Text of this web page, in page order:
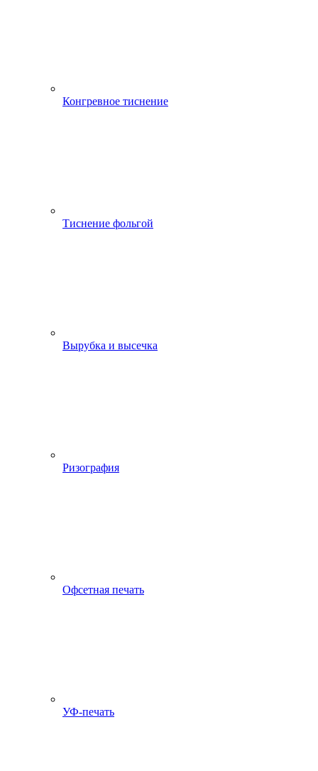
Конгревное тиснение
Тиснение фольгой
Вырубка и высечка
Ризография
Офсетная печать
УФ-печать